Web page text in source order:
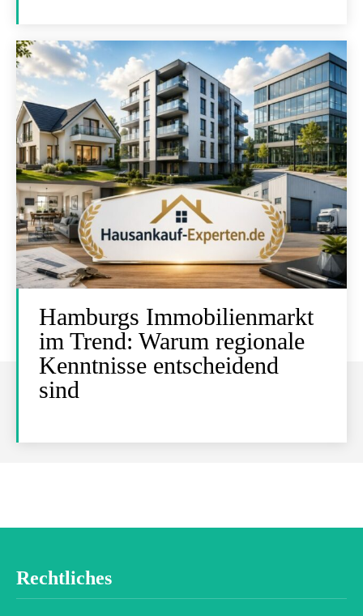
Hamburgs Immobilienmarkt
im Trend: Warum regionale
Kenntnisse entscheidend
sind
Rechtliches